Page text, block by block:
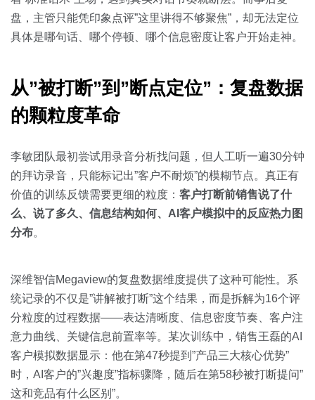
房地产
金融
按角色
销售人员
销售管理
按业务场景
全部
销售会话智能
盘，主管只能凭印象点评”这里讲得不够聚焦”，却无法定位
具体是哪句话、哪个停顿、哪个信息密度让客户开始走神。
从”被打断”到”断点定位”：复盘数据
的颗粒度革命
李敏团队最初尝试用录音分析找问题，但人工听一遍30分钟
的拜访录音，只能标记出”客户不耐烦”的模糊节点。真正有
价值的训练反馈需要更细的粒度： 客户打断前销售说了什
么、说了多久、信息结构如何、AI客户模拟中的反应热力图
分布。
深维智信Megaview的复盘数据维度提供了这种可能性。系
统记录的不仅是”讲解被打断”这个结果，而是拆解为16个评
分粒度的过程数据——表达清晰度、信息密度节奏、客户注
意力曲线、关键信息前置率等。某次训练中，销售王磊的AI
客户模拟数据显示：他在第47秒提到”产品三大核心优势”
时，AI客户的”兴趣度”指标骤降，随后在第58秒被打断提问”
这和竞品有什么区别”。